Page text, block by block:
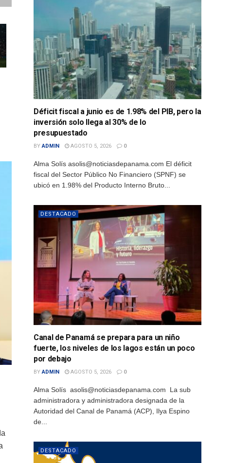
Déficit fiscal a junio es de 1.98% del PIB, pero la
inversión solo llega al 30% de lo
presupuestado
BY ADMIN AGOSTO 5, 2026 0
Alma Solís asolis@noticiasdepanama.com El déficit
fiscal del Sector Público No Financiero (SPNF) se
ubicó en 1.98% del Producto Interno Bruto...
DESTACADO
Canal de Panamá se prepara para un niño
fuerte, los niveles de los lagos están un poco
por debajo
BY ADMIN AGOSTO 5, 2026 0
Alma Solís asolis@noticiasdepanama.com La sub
administradora y administradora designada de la
Autoridad del Canal de Panamá (ACP), Ilya Espino
de...
DESTACADO